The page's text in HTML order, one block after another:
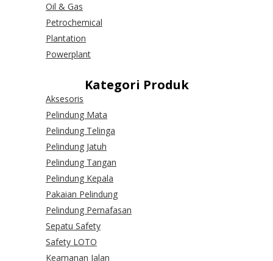
Oil & Gas
Petrochemical
Plantation
Powerplant
Kategori Produk
Aksesoris
Pelindung Mata
Pelindung Telinga
Pelindung Jatuh
Pelindung Tangan
Pelindung Kepala
Pakaian Pelindung
Pelindung Pernafasan
Sepatu Safety
Safety LOTO
Keamanan Jalan